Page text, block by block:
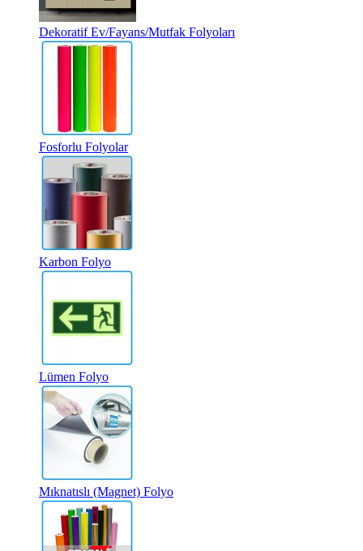
Dekoratif Ev/Fayans/Mutfak Folyoları
Fosforlu Folyolar
Karbon Folyo
Lümen Folyo
Mıknatıslı (Magnet) Folyo